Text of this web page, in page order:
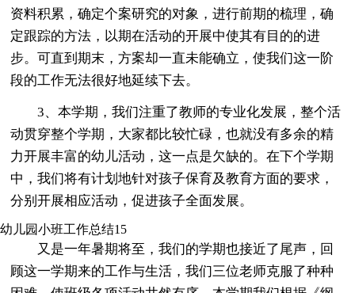
资料积累，确定个案研究的对象，进行前期的梳理，确
定跟踪的方法，以期在活动的开展中使其有目的的进
步。可直到期末，方案却一直未能确立，使我们这一阶
段的工作无法很好地延续下去。
3、本学期，我们注重了教师的专业化发展，整个活
动贯穿整个学期，大家都比较忙碌，也就没有多余的精
力开展丰富的幼儿活动，这一点是欠缺的。在下个学期
中，我们将有计划地针对孩子保育及教育方面的要求，
分别开展相应活动，促进孩子全面发展。
幼儿园小班工作总结15
又是一年暑期将至，我们的学期也接近了尾声，回
顾这一学期来的工作与生活，我们三位老师克服了种种